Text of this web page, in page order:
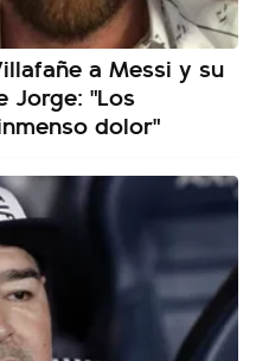
a Messi y su
Jorge: "Los
dolor"